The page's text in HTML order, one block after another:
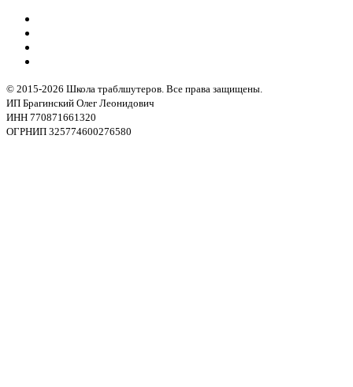
© 2015-2026 Школа траблшутеров. Все права защищены.
ИП Брагинский Олег Леонидович
ИНН 770871661320
ОГРНИП 325774600276580